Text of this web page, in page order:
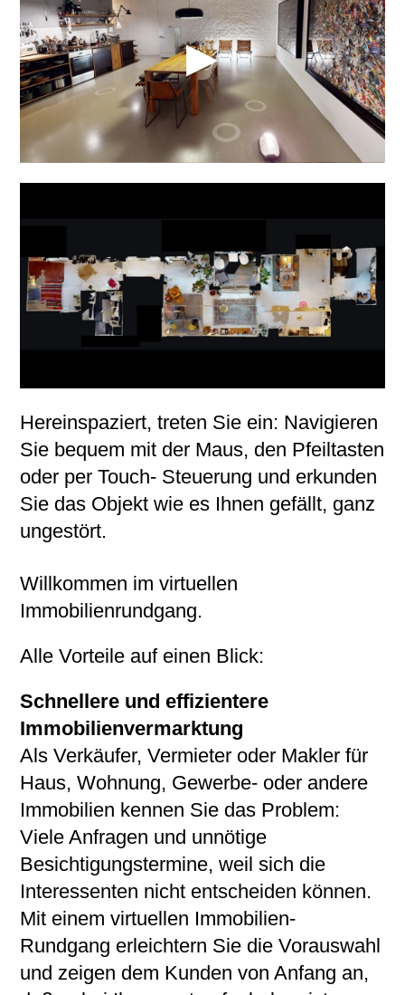
Hereinspaziert, treten Sie ein: Navigieren
Sie bequem mit der Maus, den Pfeiltasten
oder per Touch- Steuerung und erkunden
Sie das Objekt wie es Ihnen gefällt, ganz
ungestört.
Willkommen im virtuellen
Immobilienrundgang.
Alle Vorteile auf einen Blick:
Schnellere und effizientere
Immobilienvermarktung
Als Verkäufer, Vermieter oder Makler für
Haus, Wohnung, Gewerbe- oder andere
Immobilien kennen Sie das Problem:
Viele Anfragen und unnötige
Besichtigungstermine, weil sich die
Interessenten nicht entscheiden können.
Mit einem virtuellen Immobilien-
Rundgang erleichtern Sie die Vorauswahl
und zeigen dem Kunden von Anfang an,